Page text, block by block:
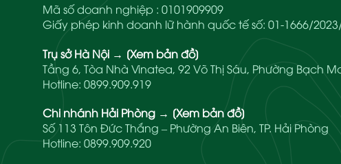
Mã số doanh nghiệp : 0101909909
Giấy phép kinh doanh lữ hành quốc tế số: 01-1666/
Trụ sở Hà Nội → [Xem bản đồ]
Tầng 6, Tòa Nhà Vinatea, 92 Võ Thị Sáu, Phường Bạch
Hotline: 0899.909.919
Chi nhánh Hải Phòng → [Xem bản đồ]
Số 113 Tôn Đức Thắng – Phường An Biên, TP. Hải Phòng
Hotline: 0899.909.920